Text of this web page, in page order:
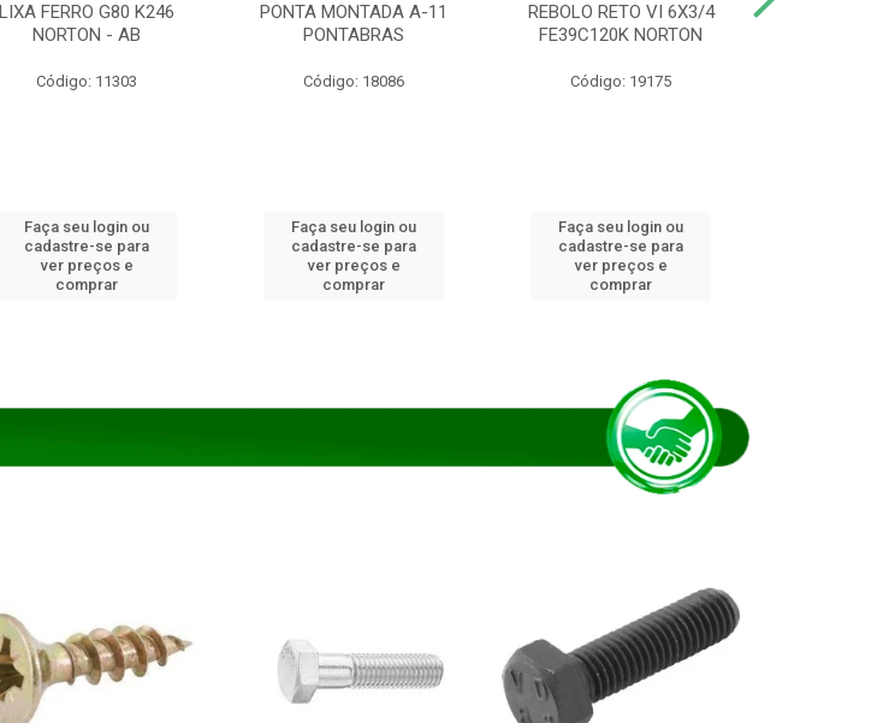
LIXA FERRO G80 K246
NORTON - AB
Código: 11303
Faça seu login ou
cadastre-se para
ver preços e
comprar
PONTA MONTADA A-11
PONTABRAS
Código: 18086
Faça seu login ou
cadastre-se para
ver preços e
comprar
REBOLO RETO VI 6X3/4
FE39C120K NORTON
Código: 19175
Faça seu login ou
cadastre-se para
ver preços e
comprar